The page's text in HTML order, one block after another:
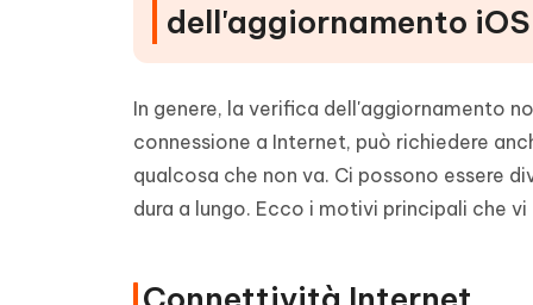
dell'aggiornamento
In genere, la verifica dell'aggiornamento
connessione a Internet, può richiedere
qualcosa che non va. Ci possono essere
dura a lungo. Ecco i motivi principali che